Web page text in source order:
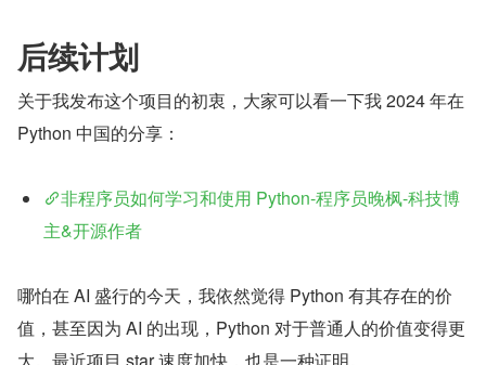
后续计划
关于我发布这个项目的初衷，大家可以看一下我 2024 年在
Python 中国的分享：
非程序员如何学习和使用 Python-程序员晚枫-科技博
主&开源作者
哪怕在 AI 盛行的今天，我依然觉得 Python 有其存在的价
值，甚至因为 AI 的出现，Python 对于普通人的价值变得更